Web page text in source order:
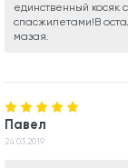
единственный косяк
спасжилетами!В
мазая.
Павел
24.03.2019